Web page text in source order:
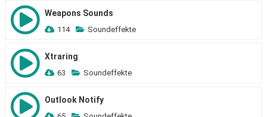
Weapons Sounds
114 Soundeffekte
Xtraring
63 Soundeffekte
Outlook Notify